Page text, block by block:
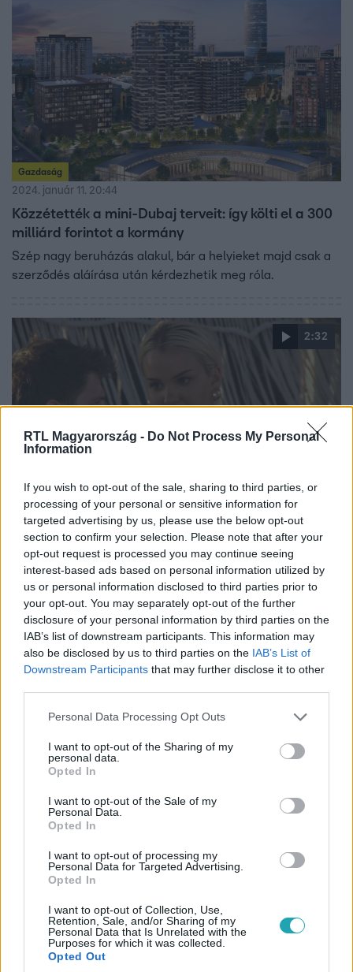
RTL Magyarország - Do Not Process My Personal
Information
If you wish to opt-out of the sale, sharing to third parties, or
processing of your personal or sensitive information for
targeted advertising by us, please use the below opt-out
section to confirm your selection. Please note that after your
opt-out request is processed you may continue seeing
interest-based ads based on personal information utilized by
us or personal information disclosed to third parties prior to
your opt-out. You may separately opt-out of the further
disclosure of your personal information by third parties on the
IAB’s list of downstream participants. This information may
also be disclosed by us to third parties on the IAB’s List of
Downstream Participants that may further disclose it to other
Please note that this website/app uses one or more Google
not limited to your visit or usage behaviour. You may click to
grant or deny consent to Google and its third-party tags to
use your data for below specified purposes in below Google
consent section.
Personal Data Processing Opt Outs
I want to opt-out of the Sharing of my
personal data.
Opted In
I want to opt-out of the Sale of my
Personal Data.
Opted In
I want to opt-out of processing my
Personal Data for Targeted Advertising.
Opted In
I want to opt-out of Collection, Use,
Retention, Sale, and/or Sharing of my
Personal Data that Is Unrelated with the
Purposes for which it was collected.
Opted Out
Gazdaság
2024. január 11. 20:44
Közzétették a mini-Dubaj terveit: így költi el a 300
milliárd forintot a kormány
Szép nagy beruházás alakul, bár a helyieket majd csak a
szerződés aláírása után kérdezhetik meg róla.
2:32
Éden Hotel
2024. január 2. 22:30
Csenge: Szeretném kirakni Szanit a következő
párválasztó során
Mivel a sombrerós játékban Csenge győzedelmeskedett,
ő dönthetett a többiek sorsáról, és kicsit
megbolygathatta a luxushotel életét. Mivel megfogadta
magának, hogy mindenáron kiejti Szanit a játékból, addig
csűrte-csavarta a szálakat, míg az ellenségének a lehető
legrosszabb opciót találta ki.
Külföld
Lecsapott az osztrák rendőrség, terrortámadás
készülhetett a bécsi és a kölni dóm ellen
Három embert fogtak el az osztrák hatóságok iszlamista